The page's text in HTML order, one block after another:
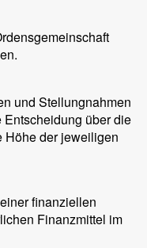
und Stellungnahmen
Entscheidung über die
Höhe der jeweiligen
finanziellen
Finanzmittel im